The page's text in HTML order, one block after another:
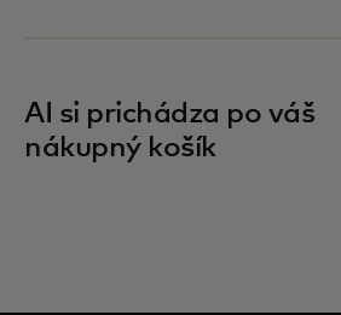
AI si prichádza po váš
nákupný košík